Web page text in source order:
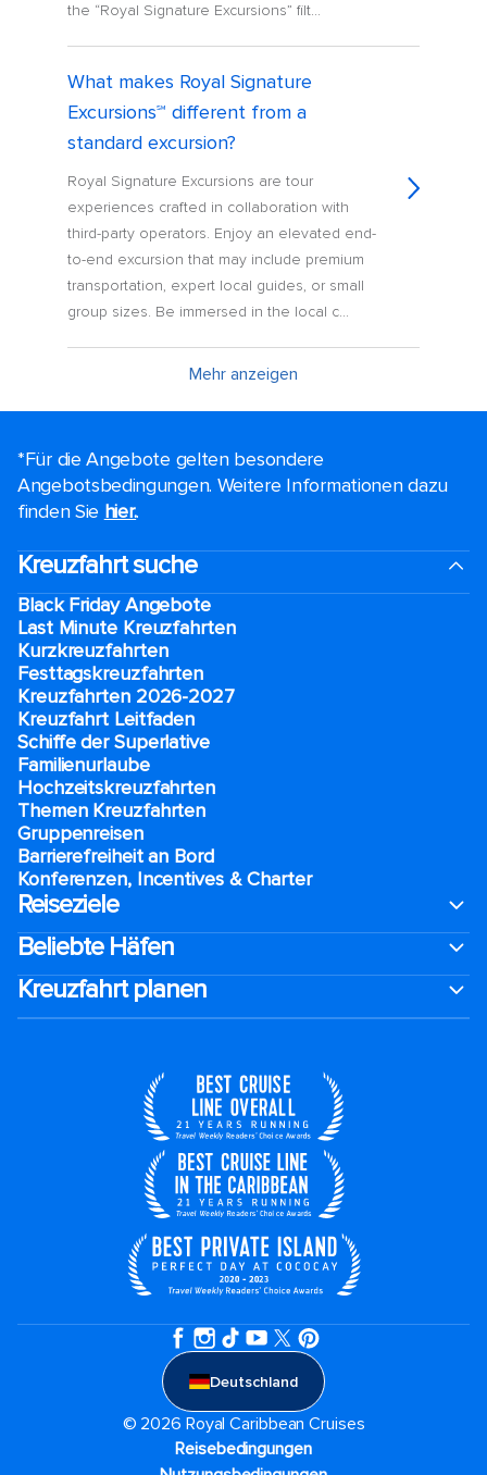
the “Royal Signature Excursions” filt...
What makes Royal Signature
Excursions℠ different from a
standard excursion?
Royal Signature Excursions are tour
experiences crafted in collaboration with
third-party operators. Enjoy an elevated end-
to-end excursion that may include premium
transportation, expert local guides, or small
group sizes. Be immersed in the local c...
Mehr anzeigen
*Für die Angebote gelten besondere
Angebotsbedingungen. Weitere Informationen dazu
finden Sie hier..
Kreuzfahrt suche
Black Friday Angebote
Last Minute Kreuzfahrten
Kurzkreuzfahrten​
Festtagskreuzfahrten​
Kreuzfahrten 2026-2027
Kreuzfahrt Leitfaden
Schiffe der Superlative
Familienurlaube​
Hochzeitskreuzfahrten
Themen Kreuzfahrten
Gruppenreisen
Barrierefreiheit an Bord​
Konferenzen, Incentives & Charter
Reiseziele
Beliebte Häfen
Kreuzfahrt planen
Deutschland
© 2026 Royal Caribbean Cruises
Reisebedingungen